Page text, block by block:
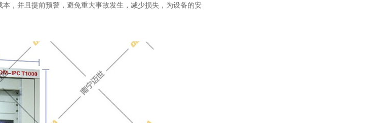
，并且提前预警，避免重大事故发生，减少损失，为设备的安